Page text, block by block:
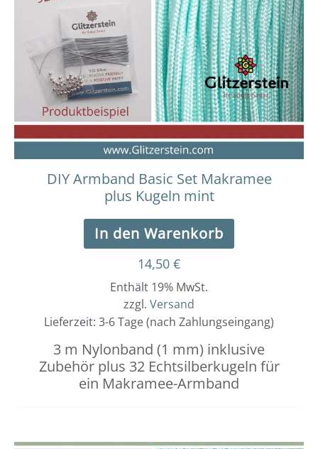
DIY Armband Basic Set Makramee
plus Kugeln mint
In den Warenkorb
14,50 €
Enthält 19% MwSt.
zzgl. Versand
Lieferzeit: 3-6 Tage (nach Zahlungseingang)
3 m Nylonband (1 mm) inklusive
Zubehör plus 32 Echtsilberkugeln für
ein Makramee-Armband